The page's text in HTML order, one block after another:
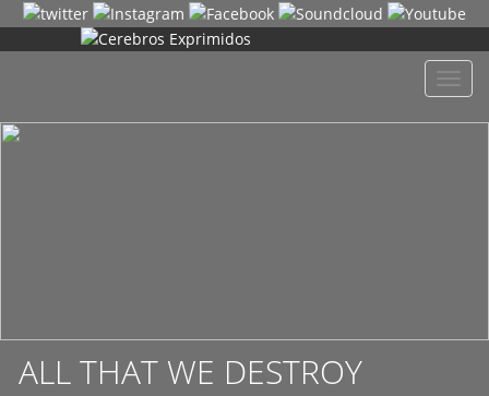
ALL THAT WE DESTROY